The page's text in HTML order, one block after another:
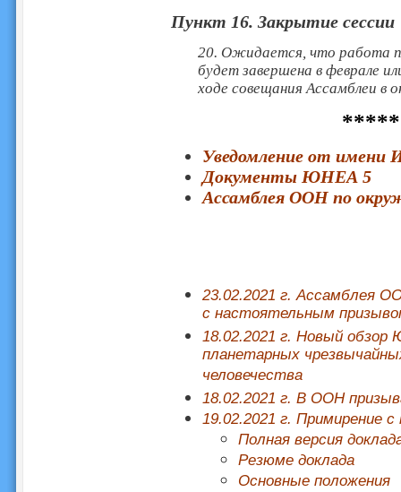
Пункт 16. Закрытие сессии
20. Ожидается, что работа
будет завершена в феврале
ходе совещания Ассамблеи в
Уведомление от имени
Документы ЮНЕА 5
Ассамблея ООН по
23.02.2021 г. Ассамблея
с настоятельным
18.02.2021 г. Новый
планетарных
человечества
18.02.2021 г. В ООН
19.02.2021 г. Примирение с
Полная версия
Резюме доклада
Основные положения